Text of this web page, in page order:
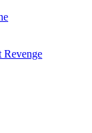
Revenge